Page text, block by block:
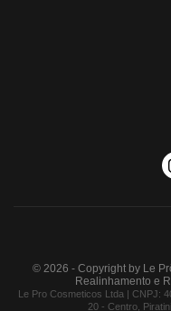
© 2026 - Copyright by Le
Realinhamento e
Le Pro Cosmeticos Ltda | CNPJ:
20 - Centro,